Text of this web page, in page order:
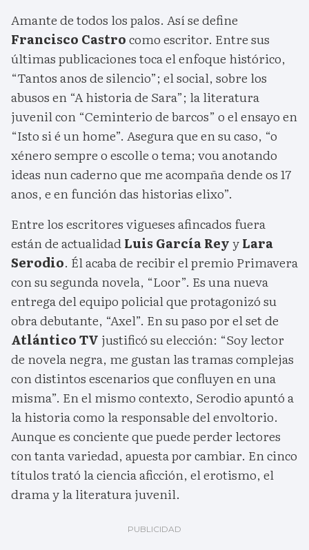
Amante de todos los palos. Así se define
Francisco Castrocomo escritor. Entre sus
últimas publicaciones toca el enfoque histórico,
“Tantos anos de silencio”; el social, sobre los
abusos en “A historia de Sara”; la literatura
juvenil con “Ceminterio de barcos” o el ensayo en
“Isto si é un home”. Asegura que en su caso, “o
xénero sempre o escolle o tema; vou anotando
ideas nun caderno que me acompaña dende os 17
anos, e en función das historias elixo”.
Entre los escritores vigueses afincados fuera
están de actualidadLuis García ReyyLara
Serodio. Él acaba de recibir el premio Primavera
con su segunda novela, “Loor”. Es una nueva
entrega del equipo policial que protagonizó su
obra debutante, “Axel”. En su paso por el set de
Atlántico TV justificó su elección: “Soy lector
de novela negra, me gustan las tramas complejas
con distintos escenarios que confluyen en una
misma”. En el mismo contexto, Serodio apuntó a
la historia como la responsable del envoltorio.
Aunque es conciente que puede perder lectores
con tanta variedad, apuesta por cambiar. En cinco
títulos trató la ciencia aficción, el erotismo, el
drama y la literatura juvenil.